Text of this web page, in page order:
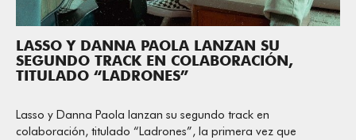
LASSO Y DANNA PAOLA LANZAN SU
SEGUNDO TRACK EN COLABORACIÓN,
TITULADO “LADRONES”
Lasso y Danna Paola lanzan su segundo track en
colaboración, titulado “Ladrones”, la primera vez que